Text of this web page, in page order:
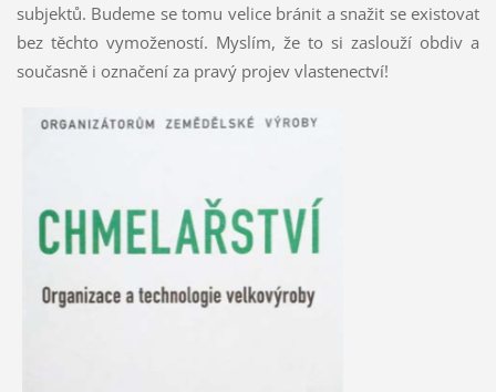
subjektů. Budeme se tomu velice bránit a snažit se existovat
bez těchto vymožeností. Myslím, že to si zaslouží obdiv a
současně i označení za pravý projev vlastenectví!